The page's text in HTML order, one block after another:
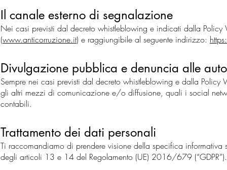
Il canale esterno di segnalazione
Nei casi previsti dal decreto whistleblowing e indicati dalla
(www.anticorruzione.it) e raggiungibile al seguente indirizzo:
Divulgazione pubblica e denuncia alle
Sempre nei casi previsti dal decreto whistleblowing e dalla
gli altri mezzi di comunicazione e/o diffusione, quali i social
contabili.
Trattamento dei dati personali
Ti raccomandiamo di prendere visione della specifica
degli articoli 13 e 14 del Regolamento (UE) 2016/679 (“GDPR”).